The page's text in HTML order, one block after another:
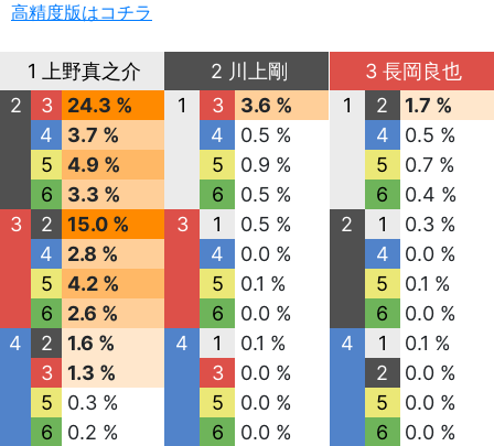
高精度版はコチラ
1 上野真之介
2
3
24.3 %
4
3.7 %
5
4.9 %
6
3.3 %
3
2
15.0 %
4
2.8 %
5
4.2 %
6
2.6 %
4
2
1.6 %
3
1.3 %
5
0.3 %
6
0.2 %
2 川上剛
1
3
3.6 %
4
0.5 %
5
0.9 %
6
0.5 %
3
1
0.5 %
4
0.0 %
5
0.1 %
6
0.0 %
4
1
0.1 %
3
0.0 %
5
0.0 %
6
0.0 %
3 長岡良也
1
2
1.7 %
4
0.5 %
5
0.7 %
6
0.4 %
2
1
0.3 %
4
0.0 %
5
0.1 %
6
0.0 %
4
1
0.1 %
2
0.0 %
5
0.0 %
6
0.0 %